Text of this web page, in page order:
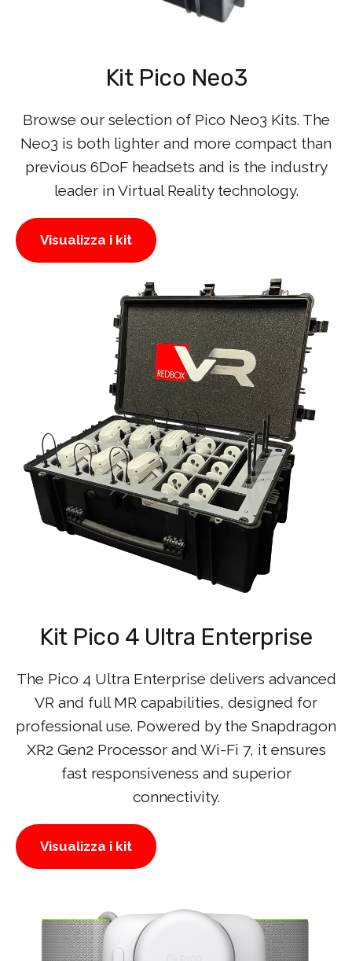
Kit Pico Neo3
Browse our selection of Pico Neo3 Kits. The
Neo3 is both lighter and more compact than
previous 6DoF headsets and is the industry
leader in Virtual Reality technology.
Visualizza i kit
Kit Pico 4 Ultra Enterprise
The Pico 4 Ultra Enterprise delivers advanced
VR and full MR capabilities, designed for
professional use. Powered by the Snapdragon
XR2 Gen2 Processor and Wi-Fi 7, it ensures
fast responsiveness and superior
connectivity.
Visualizza i kit